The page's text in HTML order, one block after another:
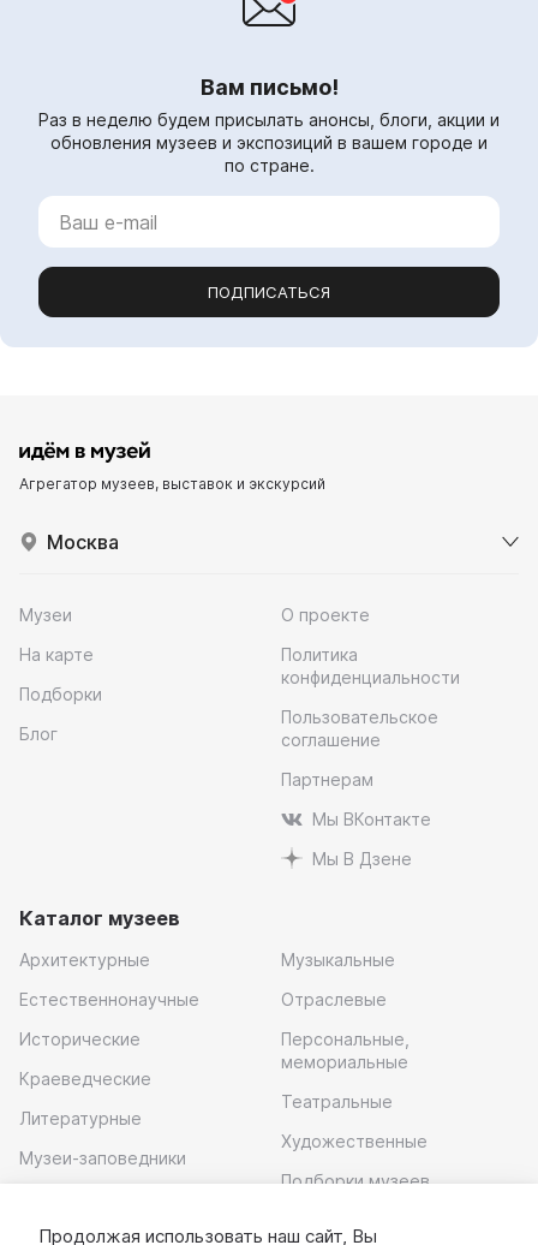
Вам письмо!
Раз в неделю будем присылать анонсы, блоги, акции и
обновления музеев и экспозиций в вашем городе и
по стране.
ПОДПИСАТЬСЯ
Агрегатор музеев, выставок и экскурсий
Москва
Музеи
На карте
Подборки
Блог
О проекте
Политика
конфиденциальности
Пользовательское
соглашение
Партнерам
Мы ВКонтакте
Мы В Дзене
Каталог музеев
Архитектурные
Естественнонаучные
Исторические
Краеведческие
Литературные
Музеи-заповедники
Музыкальные
Отраслевые
Персональные,
мемориальные
Театральные
Художественные
Подборки музеев
Продолжая использовать наш сайт, Вы